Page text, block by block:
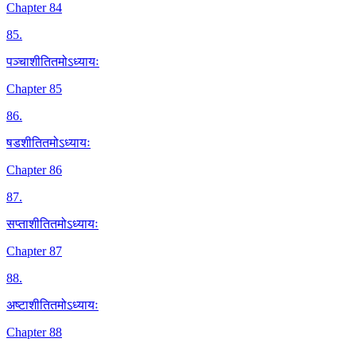
Chapter 84
85.
पञ्चाशीतितमोऽध्यायः
Chapter 85
86.
षडशीतितमोऽध्यायः
Chapter 86
87.
सप्ताशीतितमोऽध्यायः
Chapter 87
88.
अष्टाशीतितमोऽध्यायः
Chapter 88